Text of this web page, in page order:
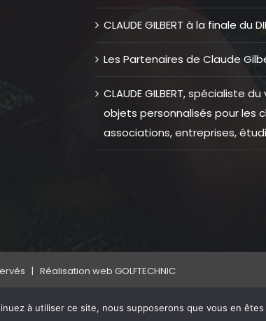
CLAUDE GILBERT à la finale du
Les Partenaires de Claude
CLAUDE GILBERT, spécialiste
objets personnalisés pour les
associations, entreprises,
| Réalisation web GOLFTECHNIC
à utiliser ce site, nous supposerons que vous en